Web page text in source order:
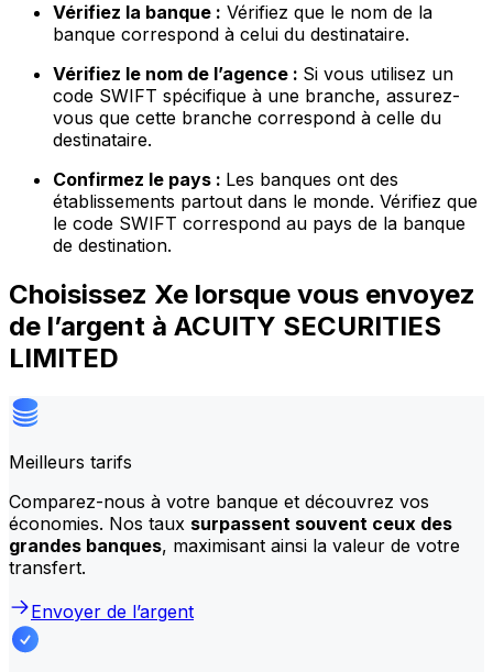
Vérifiez la banque : Vérifiez que le nom de la
banque correspond à celui du destinataire.
Vérifiez le nom de l’agence : Si vous utilisez un
code SWIFT spécifique à une branche, assurez-
vous que cette branche correspond à celle du
destinataire.
Confirmez le pays : Les banques ont des
établissements partout dans le monde. Vérifiez que
le code SWIFT correspond au pays de la banque
de destination.
Choisissez Xe lorsque vous envoyez
de l’argent à ACUITY SECURITIES
LIMITED
Meilleurs tarifs
Comparez-nous à votre banque et découvrez vos
économies. Nos taux surpassent souvent ceux des
grandes banques, maximisant ainsi la valeur de votre
transfert.
Envoyer de l’argent